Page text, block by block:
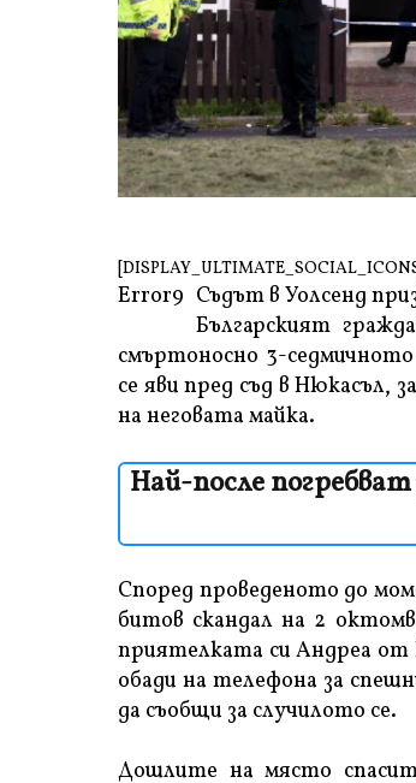
Error9 Съдът в Уолсенд
Българският
смъртоносно 3-
се яви пред съд в Нюкасъл,
на неговата майка.
Най-после погребват
Според проведеното до
битов скандал на 2
приятелката си Андреа от
обади на телефона за
да съобщи за случилото се.
Дошлите на място